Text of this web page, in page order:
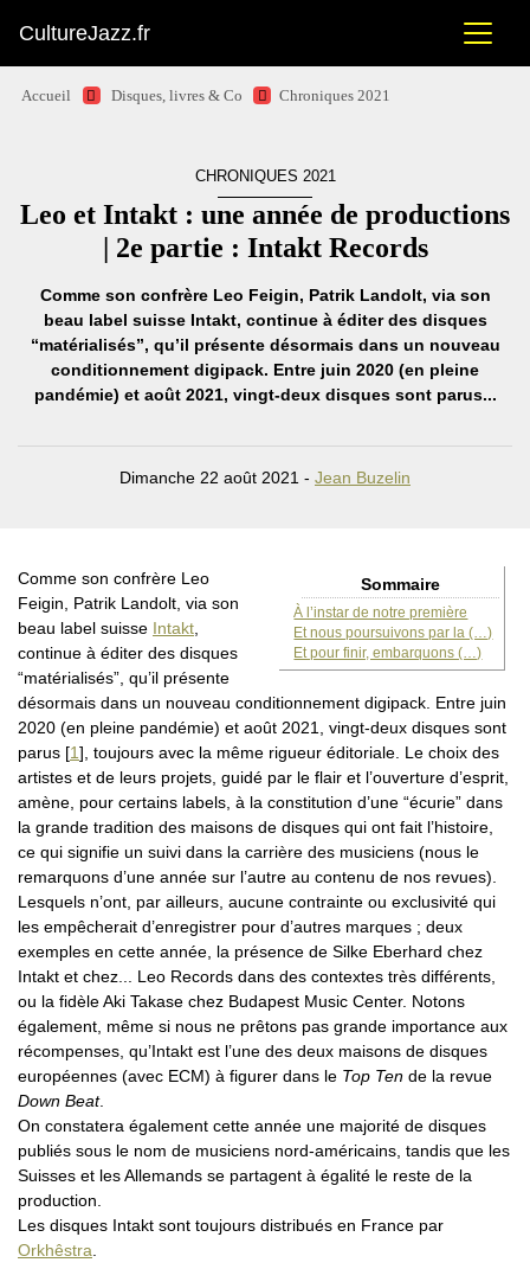
CultureJazz.fr
Accueil Disques, livres & Co Chroniques 2021
CHRONIQUES 2021
Leo et Intakt : une année de productions
| 2e partie : Intakt Records
Comme son confrère Leo Feigin, Patrik Landolt, via son
beau label suisse Intakt, continue à éditer des disques
“matérialisés”, qu’il présente désormais dans un nouveau
conditionnement digipack. Entre juin 2020 (en pleine
pandémie) et août 2021, vingt-deux disques sont parus...
Dimanche 22 août 2021 - Jean Buzelin
Sommaire
À l’instar de notre première
Et nous poursuivons par la (…)
Et pour finir, embarquons (…)
Comme son confrère Leo
Feigin, Patrik Landolt, via son
beau label suisse Intakt
continue à éditer des disques
“matérialisés”, qu’il présente
désormais dans un nouveau conditionnement digipack. Entre juin
2020 (en pleine pandémie) et août 2021, vingt-deux disques sont
parus [1] , toujours avec la même rigueur éditoriale. Le choix des
artistes et de leurs projets, guidé par le flair et l’ouverture d’esprit,
amène, pour certains labels, à la constitution d’une “écurie” dans
la grande tradition des maisons de disques qui ont fait l’histoire,
ce qui signifie un suivi dans la carrière des musiciens (nous le
remarquons d’une année sur l’autre au contenu de nos revues).
Lesquels n’ont, par ailleurs, aucune contrainte ou exclusivité qui
les empêcherait d’enregistrer pour d’autres marques ; deux
exemples en cette année, la présence de Silke Eberhard chez
Intakt et chez... Leo Records dans des contextes très différents,
ou la fidèle Aki Takase chez Budapest Music Center. Notons
également, même si nous ne prêtons pas grande importance aux
récompenses, qu’Intakt est l’une des deux maisons de disques
européennes (avec ECM) à figurer dans le Top Ten de la revue
Down Beat.
On constatera également cette année une majorité de disques
publiés sous le nom de musiciens nord-américains, tandis que les
Suisses et les Allemands se partagent à égalité le reste de la
production.
Les disques Intakt sont toujours distribués en France par
Orkhêstra